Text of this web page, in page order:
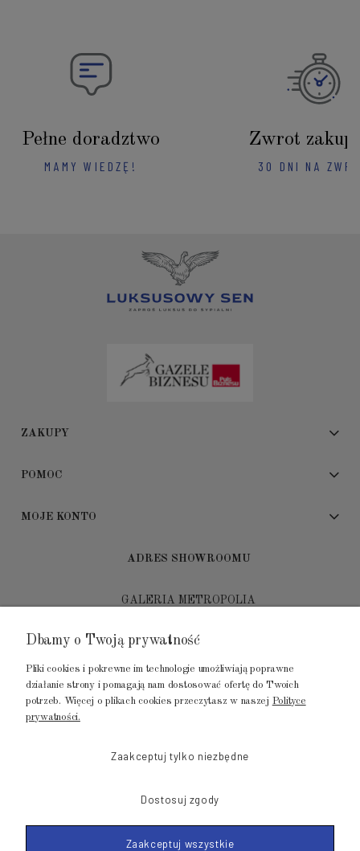
Pełne doradztwo
MAMY WIEDZĘ!
Zwrot
30 DNI NA
ZAKUPY
POMOC
MOJE KONTO
ADRES SHOWROOMU
GALERIA METROPOLIA
80-452 Gdańsk
tel.: 502 104 104
mail: biuro@luksusowysen.pl
Dbamy o Twoją prywatność
Pliki cookies i pokrewne im technologie umożliwiają poprawne
działanie strony i pomagają nam dostosować ofertę do Twoich
potrzeb. Więcej o plikach cookies przeczytasz w naszej Polityce
prywatności.
Zaakceptuj tylko niezbędne
Dostosuj zgody
Zaakceptuj wszystkie